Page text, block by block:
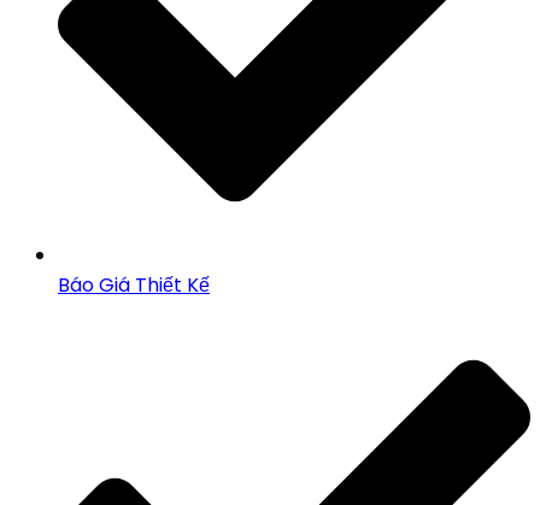
Báo Giá Thiết Kế